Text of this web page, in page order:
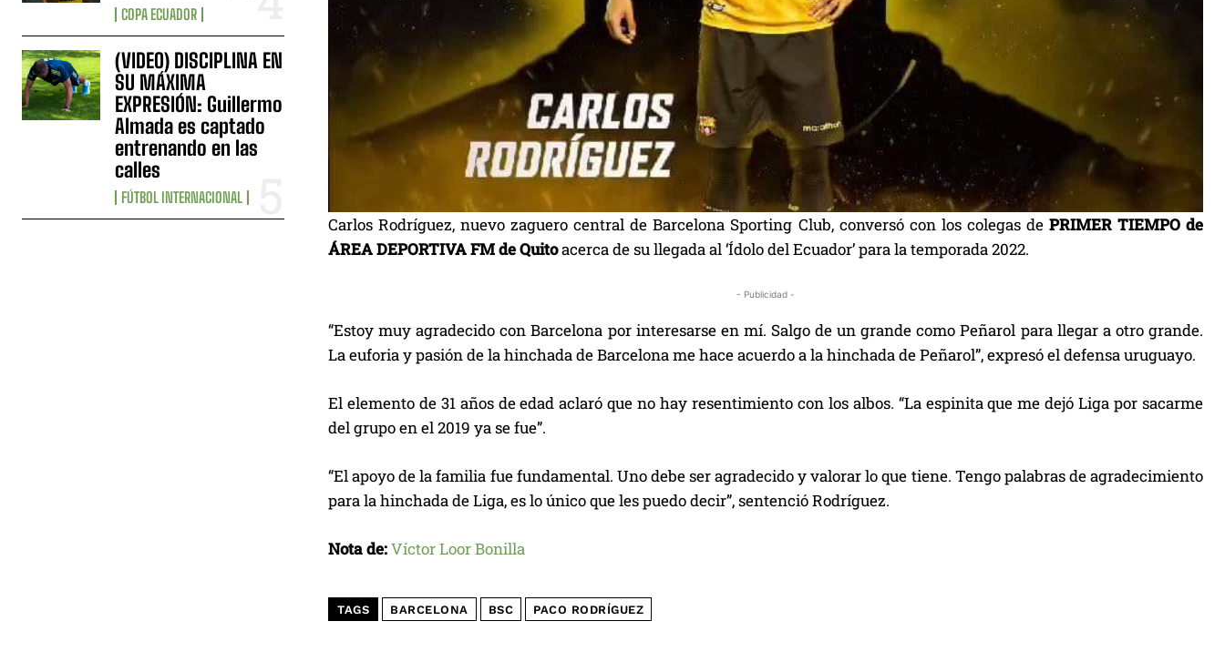
COPA ECUADOR
(VIDEO) DISCIPLINA EN
SU MÁXIMA
EXPRESIÓN: Guillermo
Almada es captado
entrenando en las
calles
FÚTBOL INTERNACIONAL
Carlos Rodríguez, nuevo zaguero central de Barcelona Sporting Club, conversó con los colegas de PRIMER TIEMPO de
ÁREA DEPORTIVA FM de Quitoacerca de su llegada al ‘Ídolo del Ecuador’ para la temporada 2022.
- Publicidad -
“Estoy muy agradecido con Barcelona por interesarse en mí. Salgo de un grande como Peñarol para llegar a otro grande.
La euforia y pasión de la hinchada de Barcelona me hace acuerdo a la hinchada de Peñarol”, expresó el defensa uruguayo.
El elemento de 31 años de edad aclaró que no hay resentimiento con los albos. “La espinita que me dejó Liga por sacarme
del grupo en el 2019 ya se fue”.
“El apoyo de la familia fue fundamental. Uno debe ser agradecido y valorar lo que tiene. Tengo palabras de agradecimiento
para la hinchada de Liga, es lo único que les puedo decir”, sentenció Rodríguez.
Nota de:Víctor Loor Bonilla
TAGS BARCELONA BSC PACO RODRÍGUEZ